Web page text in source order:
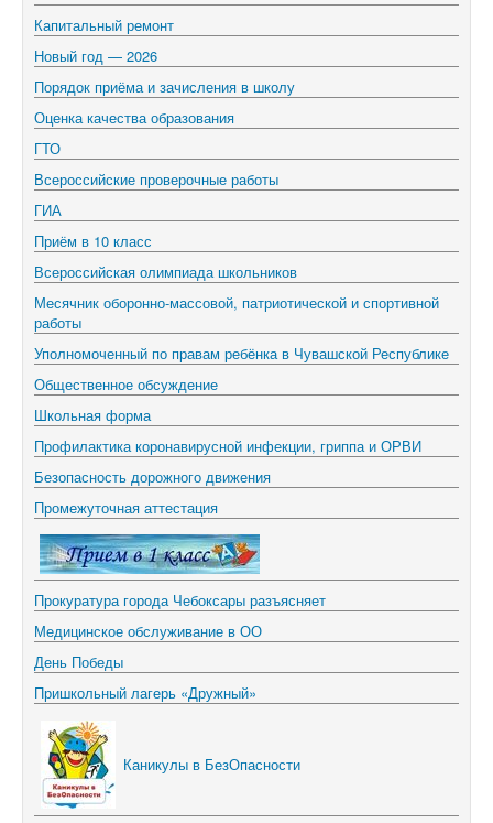
Капитальный ремонт
Новый год — 2026
Порядок приёма и зачисления в школу
Оценка качества образования
ГТО
Всероссийские проверочные работы
ГИА
Приём в 10 класс
Всероссийская олимпиада школьников
Месячник оборонно-массовой, патриотической и спортивной
работы
Уполномоченный по правам ребёнка в Чувашской Республике
Общественное обсуждение
Школьная форма
Профилактика коронавирусной инфекции, гриппа и ОРВИ
Безопасность дорожного движения
Промежуточная аттестация
Прокуратура города Чебоксары разъясняет
Медицинское обслуживание в ОО
День Победы
Пришкольный лагерь «Дружный»
Каникулы в БезОпасности